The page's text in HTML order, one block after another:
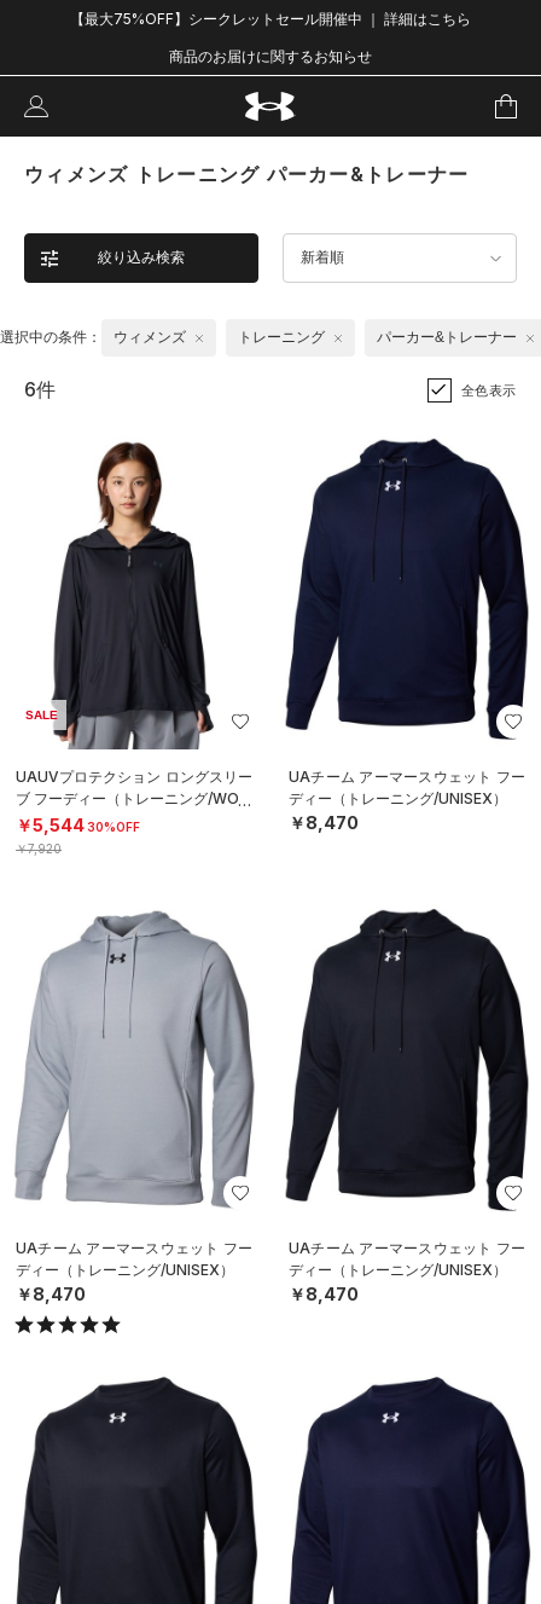
【最大75%OFF】シークレットセール開催中 ｜ 詳細はこちら
商品のお届けに関するお知らせ
ウィメンズ トレーニング パーカー&トレーナー
絞り込み検索 新着順
選択中の条件： ウィメンズ トレーニング パーカー&トレーナー
6件 全色表示
SALE
UAUVプロテクション ロングスリー
ブ フーディー（トレーニング/WOM
EN）
￥5,54430%OFF
￥7,920
UAチーム アーマースウェット フー
ディー（トレーニング/UNISEX）
￥8,470
UAチーム アーマースウェット フー
ディー（トレーニング/UNISEX）
￥8,470
UAチーム アーマースウェット フー
ディー（トレーニング/UNISEX）
￥8,470